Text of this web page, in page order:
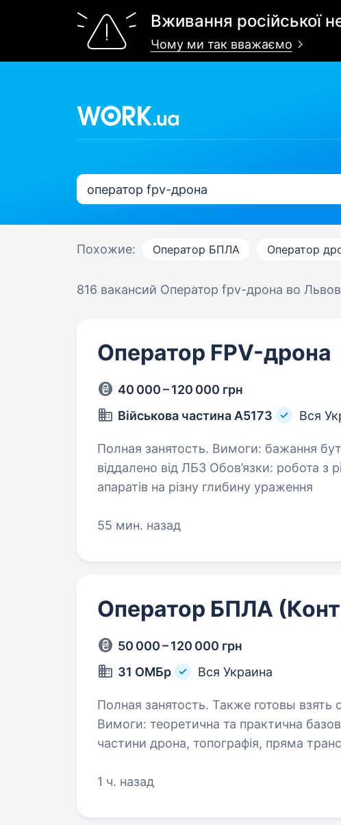
Вживання російської
Чому ми так вважаємо
Похожие: Оператор БПЛА Оператор
816 вакансий Оператор fpv-дрона во
Оператор FPV-дрона
40 000 – 120 000 грн
Військова частина А5173
Вся
Полная занятость. Вимоги: бажання бути корисним Умови роботи:
віддалено від ЛБЗ Обов’язки: робота з різними типами безпілотних
апаратів на різну глибину ураження
55 мин. назад
Оператор БПЛА
50 000 – 120 000 грн
31 ОМБр
Вся Украина
Полная занятость. Также готовы взять
Вимоги: теоретична та практична базова підготовка з БПЛА (складові
частини дрона, топографія, пряма трансляція,
якостями…
1 ч. назад